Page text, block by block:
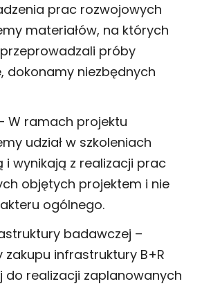
prac rozwojowych
materiałów, na których
próby
dokonamy niezbędnych
W ramach projektu
udział w szkoleniach
i wynikają z realizacji prac
objętych projektem i nie
ogólnego.
badawczej –
zakupu infrastruktury B+R
do realizacji zaplanowanych